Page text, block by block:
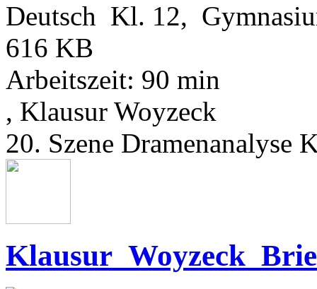
Deutsch Kl. 12,
616 KB
Arbeitszeit: 90 min
, Klausur Woyzeck
20. Szene Dramenanalyse